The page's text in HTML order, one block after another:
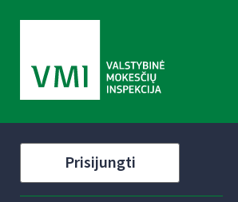
Prisijungti